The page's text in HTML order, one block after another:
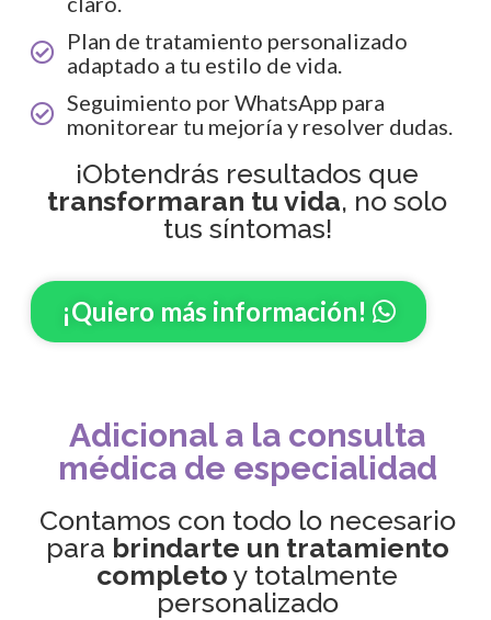
Plan de tratamiento personalizado
adaptado a tu estilo de vida.
Seguimiento por WhatsApp para
monitorear tu mejoría y resolver dudas.
¡Obtendrás resultados que
transformaran tu vida, no solo
tus síntomas!
¡Quiero más información!
Adicional a la consulta
médica de especialidad
Contamos con todo lo necesario
para brindarte un tratamiento
completo y totalmente
personalizado